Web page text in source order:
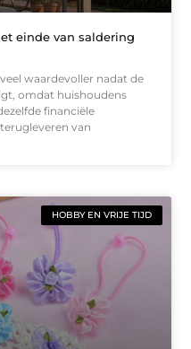
einde van saldering
waardevoller nadat de
omdat huishoudens
financiële
van
HOBBY EN VRIJE TIJD